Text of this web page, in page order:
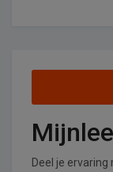
Deel je